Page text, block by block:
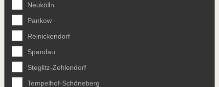
Neukölln
Pankow
Reinickendorf
Spandau
Steglitz-Zehlendorf
Tempelhof-Schöneberg